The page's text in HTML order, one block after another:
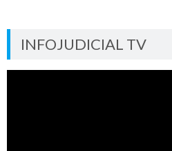
INFOJUDICIAL TV